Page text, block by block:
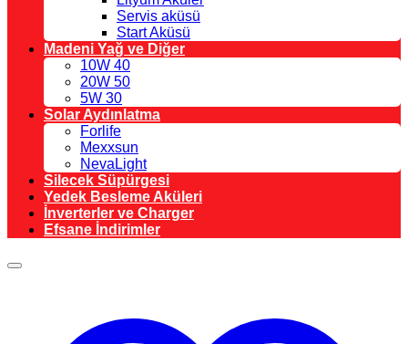
Servis aküsü
Start Aküsü
Madeni Yağ ve Diğer
10W 40
20W 50
5W 30
Solar Aydınlatma
Forlife
Mexxsun
NevaLight
Silecek Süpürgesi
Yedek Besleme Aküleri
İnverterler ve Charger
Efsane İndirimler